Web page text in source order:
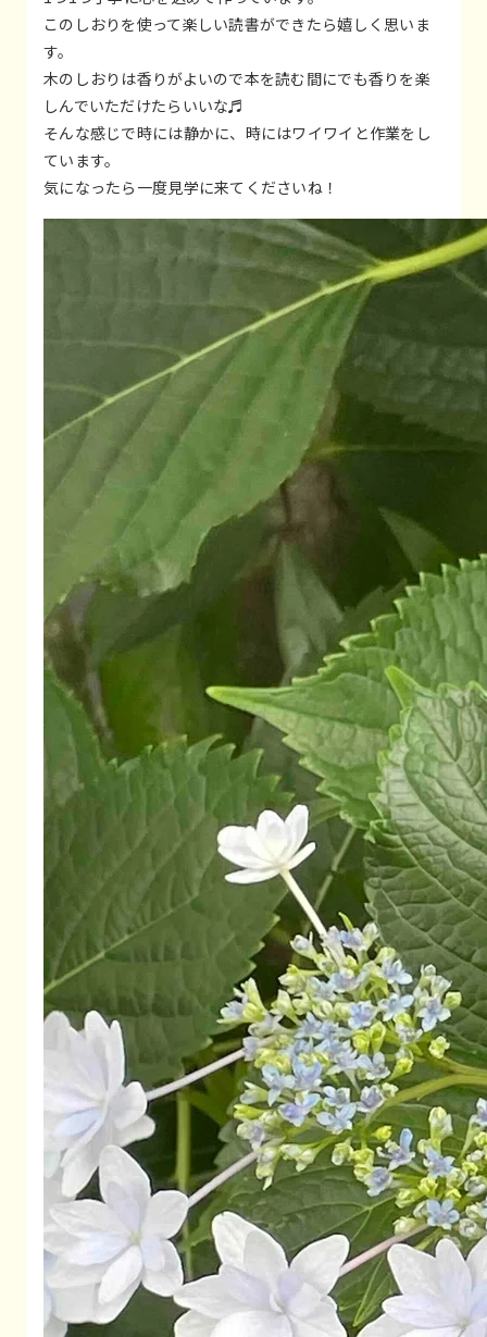
このしおりを使って楽しい読書ができたら嬉しく思いま
す。
木のしおりは香りがよいので本を読む間にでも香りを楽
しんでいただけたらいいな♬
そんな感じで時には静かに、時にはワイワイと作業をし
ています。
気になったら一度見学に来てくださいね！